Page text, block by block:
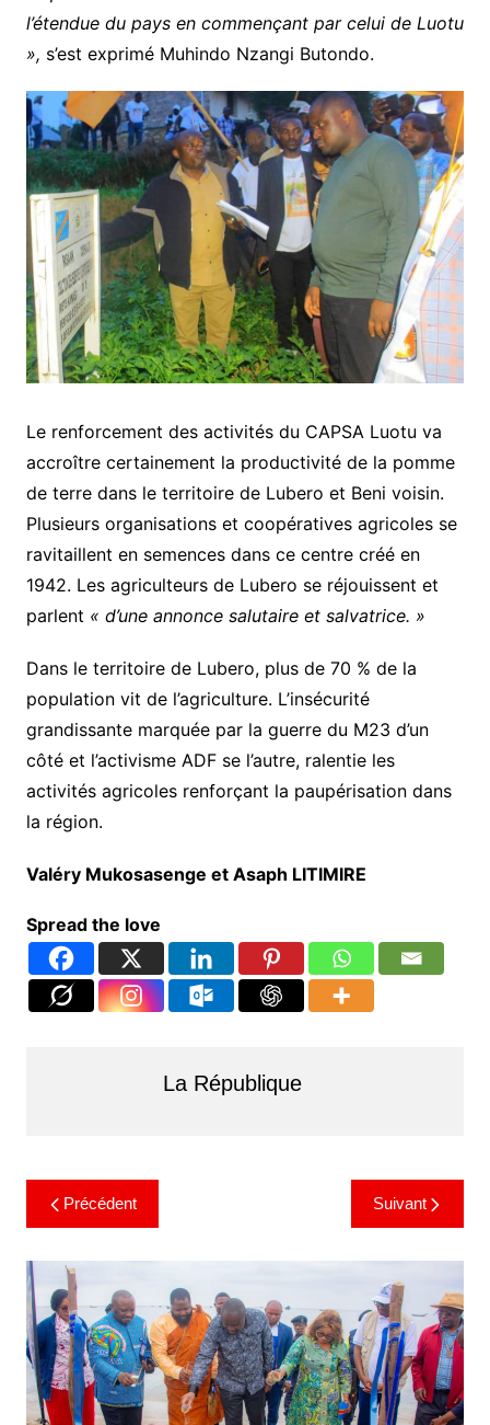
l’étendue du pays en commençant par celui de Luotu
», s’est exprimé Muhindo Nzangi Butondo.
Le renforcement des activités du CAPSA Luotu va
accroître certainement la productivité de la pomme
de terre dans le territoire de Lubero et Beni voisin.
Plusieurs organisations et coopératives agricoles se
ravitaillent en semences dans ce centre créé en
1942. Les agriculteurs de Lubero se réjouissent et
parlent « d’une annonce salutaire et salvatrice. »
Dans le territoire de Lubero, plus de 70 % de la
population vit de l’agriculture. L’insécurité
grandissante marquée par la guerre du M23 d’un
côté et l’activisme ADF se l’autre, ralentie les
activités agricoles renforçant la paupérisation dans
la région.
Valéry Mukosasenge et Asaph LITIMIRE
Spread the love
La République
Précédent Suivant